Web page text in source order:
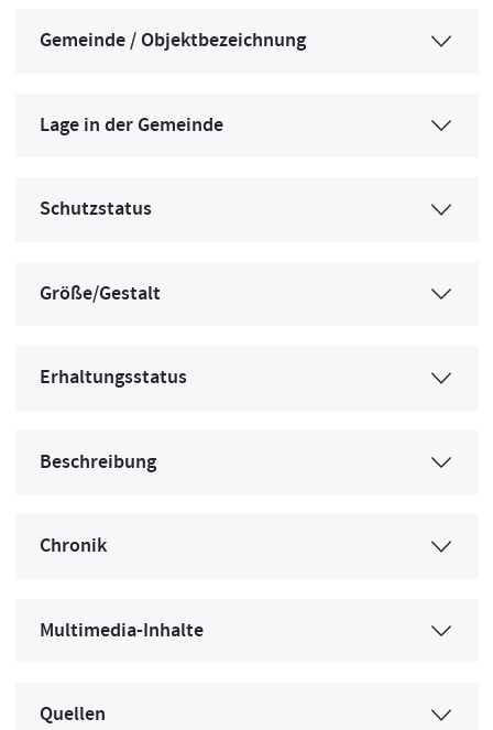
Gemeinde / Objektbezeichnung
Lage in der Gemeinde
Schutzstatus
Größe/Gestalt
Erhaltungsstatus
Beschreibung
Chronik
Multimedia-Inhalte
Quellen